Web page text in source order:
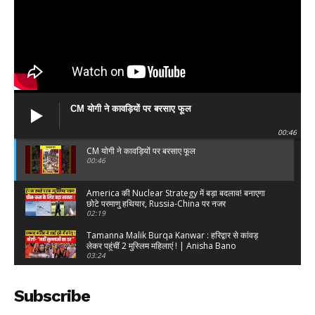
AIN NEWS 1
Contact Us
About Us
Privacy Policy
Facebook
X WhatsApp
Share
CM योगी ने कावड़ियों पर बरसाए फूल
00:46
CM योगी ने कावड़ियों पर बरसाए फूल
00:46
America की Nuclear Strategy में बड़ा बदलाव! बनाएगा
छोटे परमाणु हथियार, Russia-China पर नजर
02:19
Tamanna Malik Burqa Kanwar : हरिद्वार से कांवड़
लेकर पहुंचीं 2 मुस्लिम महिलाएं ! | Anisha Bano
03:24
06:22
Subscribe